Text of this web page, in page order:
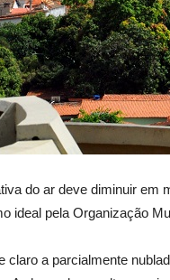
do ar deve diminuir
ideal pela Organização
claro a parcialmente